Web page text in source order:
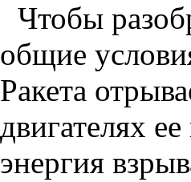
Чтобы
общие
Ракета
двигателях
энергия